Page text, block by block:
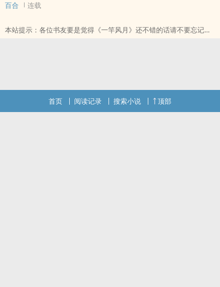
百合 连载
本站提示：各位书友要是觉得《一竿风月》还不错的话请不要忘记向
首页 阅读记录 搜索小说 顶部